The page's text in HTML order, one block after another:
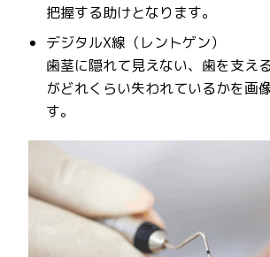
把握する助けとなります。
デジタルX線（レントゲン）
歯茎に隠れて見えない、歯を支え
がどれくらい失われているかを画
す。